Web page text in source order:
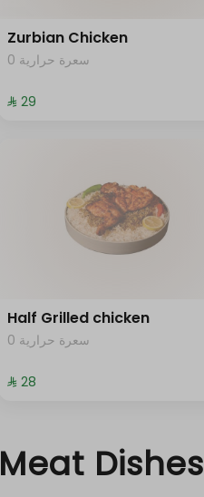
Zurbian Chicken
0 سعرة حرارية
⁨⁦‪‬ 29⁩
Half Grilled chicken
0 سعرة حرارية
⁨⁦‪‬ 28⁩
Meat Dishes